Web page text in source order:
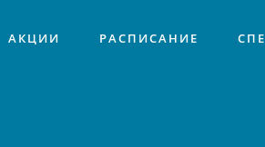
АКЦИИ РАСПИСАНИЕ